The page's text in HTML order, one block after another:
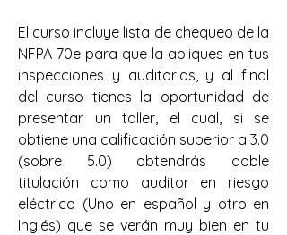
El curso incluye lista de chequeo de la
NFPA 70e para que la apliques en tus
inspecciones y auditorias, y al final
del curso tienes la oportunidad de
presentar un taller, el cual, si se
obtiene una calificación superior a 3.0
(sobre 5.0) obtendrás doble
titulación como auditor en riesgo
eléctrico (Uno en español y otro en
Inglés) que se verán muy bien en tu